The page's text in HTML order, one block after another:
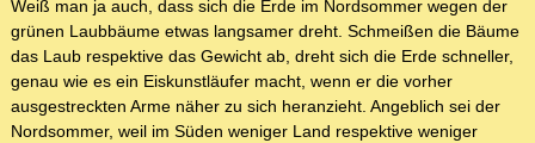
Weiß man ja auch, dass sich die Erde im Nordsommer wegen der
grünen Laubbäume etwas langsamer dreht. Schmeißen die Bäume
das Laub respektive das Gewicht ab, dreht sich die Erde schneller,
genau wie es ein Eiskunstläufer macht, wenn er die vorher
ausgestreckten Arme näher zu sich heranzieht. Angeblich sei der
Nordsommer, weil im Süden weniger Land respektive weniger